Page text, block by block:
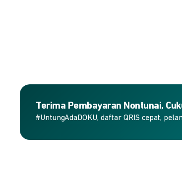
Terima Pembayaran Nontunai,
#UntungAdaDOKU, daftar QRIS cepat,